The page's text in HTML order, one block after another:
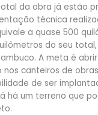
da obra já estão
técnica
a quase 500
do seu
A meta é
canteiros de
de ser
há um terreno que